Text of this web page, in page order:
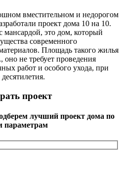
вместительном и недорогом
проект дома 10 на 10.
это дом, который
современного
Площадь такого жилья
не требует проведения
работ и особого ухода, при
проект
лучший проект дома по
параметрам